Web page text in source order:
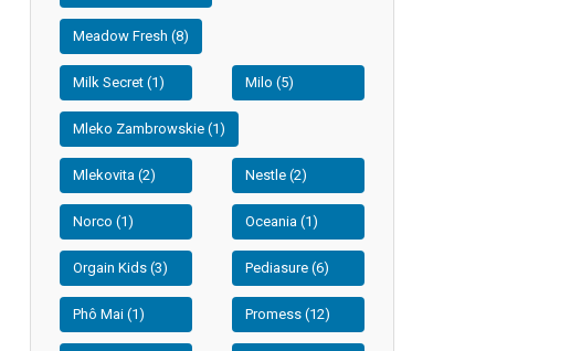
Meadow Fresh (8)
Milk Secret (1) Milo (5)
Mleko Zambrowskie (1)
Mlekovita (2) Nestle (2)
Norco (1) Oceania (1)
Orgain Kids (3) Pediasure (6)
Phô Mai (1) Promess (12)